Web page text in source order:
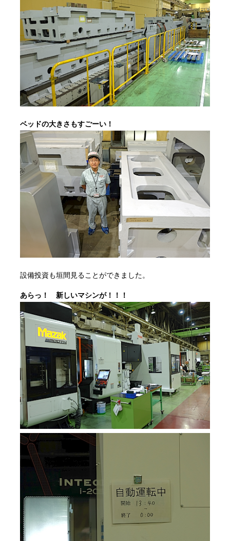
ベッドの大きさもすごーい！
設備投資も垣間見ることができました。
あらっ！ 新しいマシンが！！！